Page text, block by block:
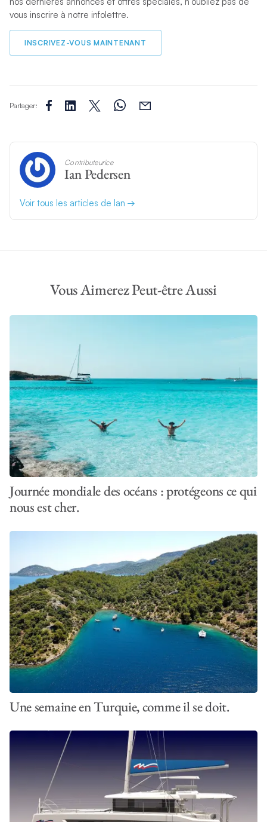
vous inscrire à notre infolettre.
INSCRIVEZ-VOUS MAINTENANT
Partager:
Contributeurice
Ian Pedersen
Voir tous les articles de Ian
Vous Aimerez Peut-être Aussi
Journée mondiale des océans : protégeons ce qui
nous est cher.
Une semaine en Turquie, comme il se doit.